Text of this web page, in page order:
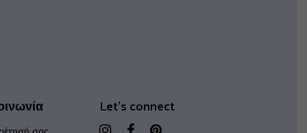
Let's connect